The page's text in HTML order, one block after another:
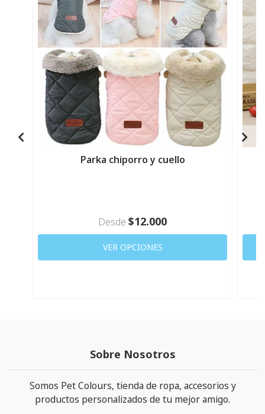
Parka chiporro y cuello
Desde $12.000
VER OPCIONES
Sobre Nosotros
Somos Pet Colours, tienda de ropa, accesorios y
productos personalizados de tu mejor amigo.